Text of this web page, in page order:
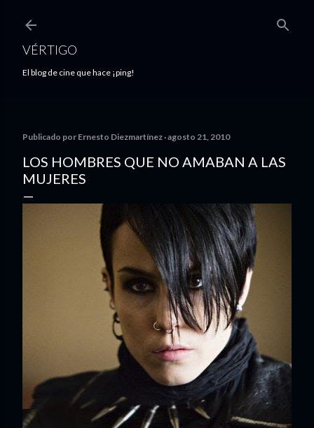
VÉRTIGO
El blog de cine que hace ¡ping!
Publicado por Ernesto Diezmartínez agosto 21, 2010
LOS HOMBRES QUE NO AMABAN A LAS
MUJERES